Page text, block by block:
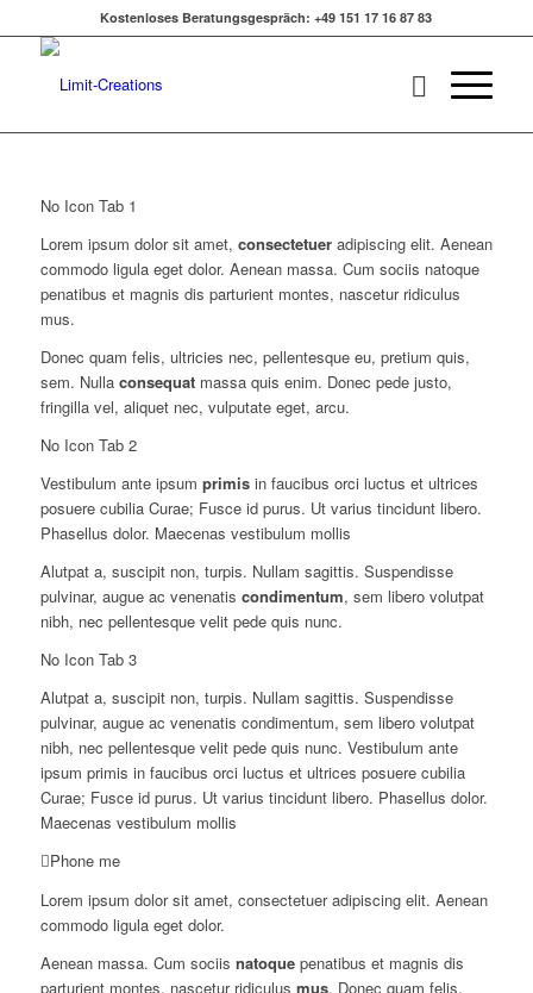
Kostenloses Beratungsgespräch: +49 151 17 16 87 83
No Icon Tab 1
Lorem ipsum dolor sit amet, consectetueradipiscing elit. Aenean
commodo ligula eget dolor. Aenean massa. Cum sociis natoque
penatibus et magnis dis parturient montes, nascetur ridiculus
mus.
Donec quam felis, ultricies nec, pellentesque eu, pretium quis,
sem. Nulla consequatmassa quis enim. Donec pede justo,
fringilla vel, aliquet nec, vulputate eget, arcu.
No Icon Tab 2
Vestibulum ante ipsum primisin faucibus orci luctus et ultrices
posuere cubilia Curae; Fusce id purus. Ut varius tincidunt libero.
Phasellus dolor. Maecenas vestibulum mollis
Alutpat a, suscipit non, turpis. Nullam sagittis. Suspendisse
pulvinar, augue ac venenatis condimentum, sem libero volutpat
nibh, nec pellentesque velit pede quis nunc.
No Icon Tab 3
Alutpat a, suscipit non, turpis. Nullam sagittis. Suspendisse
pulvinar, augue ac venenatis condimentum, sem libero volutpat
nibh, nec pellentesque velit pede quis nunc. Vestibulum ante
ipsum primis in faucibus orci luctus et ultrices posuere cubilia
Curae; Fusce id purus. Ut varius tincidunt libero. Phasellus dolor.
Maecenas vestibulum mollis
Phone me
Lorem ipsum dolor sit amet, consectetuer adipiscing elit. Aenean
commodo ligula eget dolor.
Aenean massa. Cum sociis natoquepenatibus et magnis dis
parturient montes, nascetur ridiculus mus. Donec quam felis,